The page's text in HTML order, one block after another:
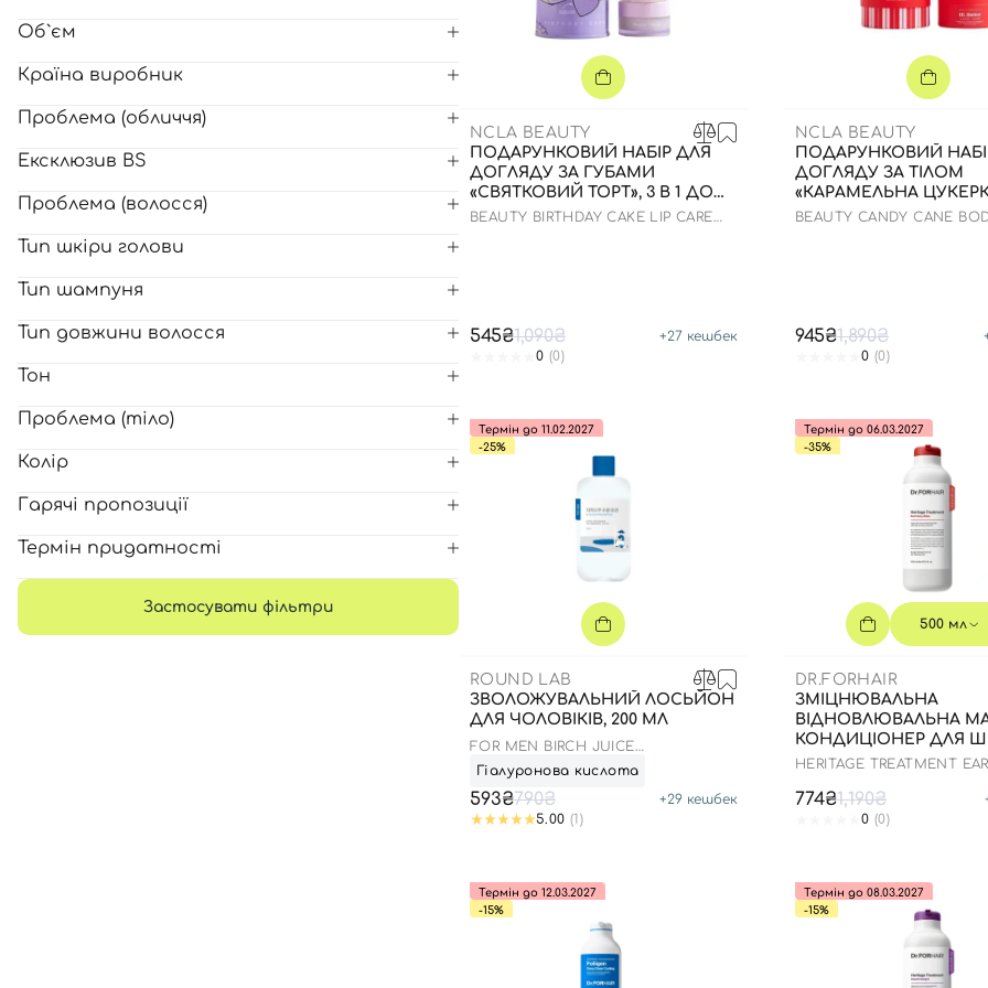
Об`єм
Країна виробник
Проблема (обличчя)
Ексклюзив BS
Проблема (волосся)
Тип шкіри голови
Тип шампуня
Тип довжини волосся
Тон
Проблема (тіло)
Колір
Гарячі пропозиції
Термін придатності
Застосувати фільтри
NCLA BEAUTY
ПОДАРУНКОВИЙ НАБІР ДЛЯ
ДОГЛЯДУ ЗА ГУБАМИ
«СВЯТКОВИЙ ТОРТ», 3 В 1 ДО
02.10.2026 РОКУ
BEAUTY BIRTHDAY CAKE LIP CARE
545₴1,090₴ +27кешбек
0 (0)
NCLA BEAUTY
ПОДАРУНКОВИЙ
ДОГЛЯДУ ЗА ТІЛОМ
«КАРАМЕЛЬНА
ДО 10.09.2026 РОКУ
BEAUTY CANDY CANE
945₴1,890₴
0 (0)
Термін до 11.02.2027
-25%
ROUND LAB
ЗВОЛОЖУВАЛЬНИЙ ЛОСЬЙОН
ДЛЯ ЧОЛОВІКІВ, 200 МЛ
FOR MEN BIRCH JUICE
MOISTURIZING LOTION
Гіалуронова кислота
593₴790₴ +29кешбек
5.00 (1)
Термін до 06.03.2027
-35%
500 мл
DR.FORHAIR
ЗМІЦНЮВАЛЬНА
ВІДНОВЛЮВАЛЬНА
КОНДИЦІОНЕР ДЛЯ
ГОЛОВИ ТА ВОЛОССЯ,
HERITAGE TREATMENT
774₴1,190₴
0 (0)
Термін до 12.03.2027
-15%
Термін до 08.03.2027
-15%